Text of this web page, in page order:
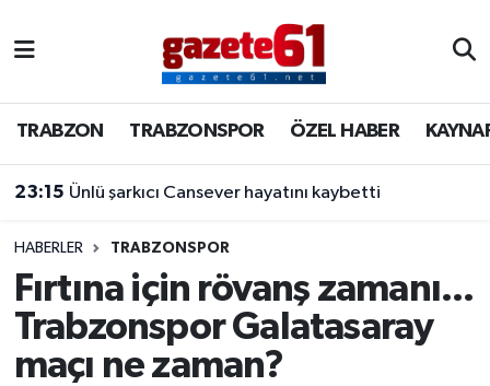
TRABZON TRABZONSPOR ÖZEL HABER
23:15 Ünlü şarkıcı Cansever hayatını kaybetti
HABERLER TRABZONSPOR
Fırtına için rövanş zamanı...
Trabzonspor Galatasaray
maçı ne zaman?
TRABZONSPOR
ÖZEL HABER
KAYNAR KAZAN
SİYASET
GÜNDEM
Trabzon Nöbetçi Eczaneler
Trabzon Hava Durumu
Trabzon Namaz Vakitleri
Trabzon Trafik Yoğunluk Haritası
Süper Lig Puan Durumu ve Fikstür
Tüm Manşetler